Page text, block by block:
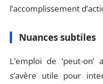
l’accomplissement
Nuances subtiles
L’emploi de ‘peut-
s’avère utile pour